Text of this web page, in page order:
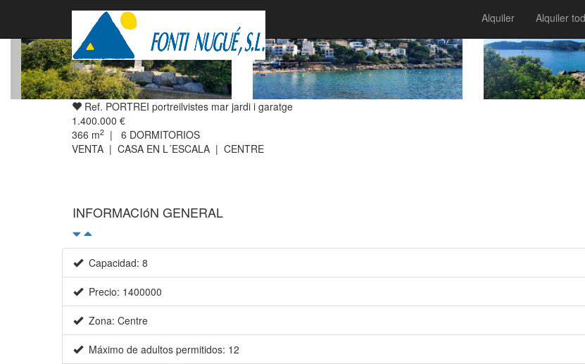
Alquiler Alquiler
Ref. PORTREI portreilvistes mar jardi i garatge
1.400.000 €
366 m2 | 6 DORMITORIOS
VENTA | CASA EN L´ESCALA | CENTRE
INFORMACIóN GENERAL
Capacidad: 8
Precio: 1400000
Zona: Centre
Máximo de adultos permitidos: 12